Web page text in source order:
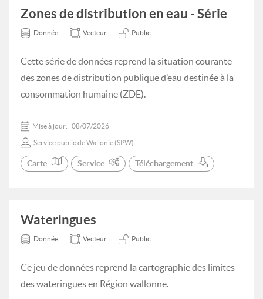
Zones de distribution en eau - Série
Donnée Vecteur Public
Cette série de données reprend la situation courante
des zones de distribution publique d’eau destinée à la
consommation humaine (ZDE).
Mise à jour: 08/07/2026
Service public de Wallonie (SPW)
Carte Service Téléchargement
Wateringues
Donnée Vecteur Public
Ce jeu de données reprend la cartographie des limites
des wateringues en Région wallonne.